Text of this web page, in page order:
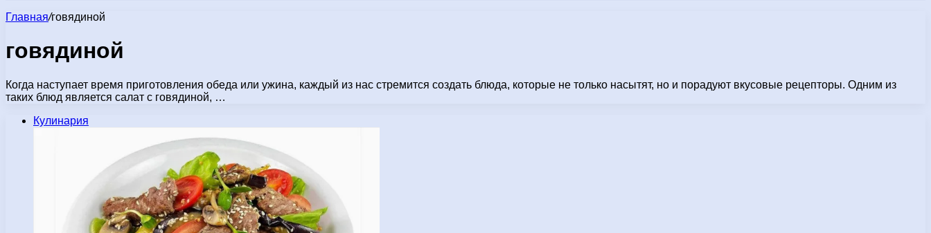
Главная/говядиной
говядиной
Когда наступает время приготовления обеда или ужина, каждый из нас стремится создать блюда, которые не только насытят, но и порадуют вкусовые рецепторы. Одним из
таких блюд является салат с говядиной, …
Кулинария